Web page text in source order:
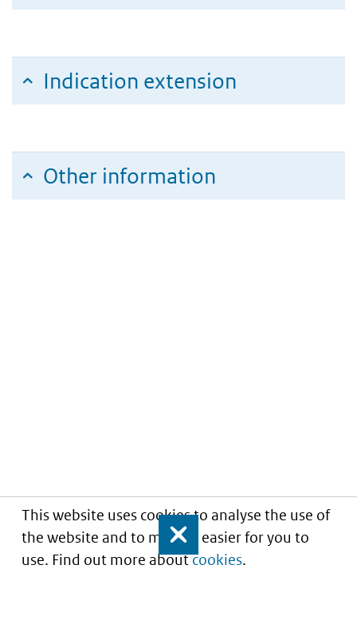
This website uses cookies to analyse the use of
the website and to make it easier for you to
use. Find out more aboutcookies.
Close
Indication extension
Other information